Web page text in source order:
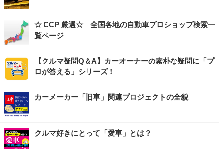
☆ CCP 厳選☆ 全国各地の自動車プロショップ検索一
覧ページ
【クルマ疑問Q＆A】カーオーナーの素朴な疑問に「プ
ロが答える」シリーズ！
カーメーカー「旧車」関連プロジェクトの全貌
クルマ好きにとって「愛車」とは？